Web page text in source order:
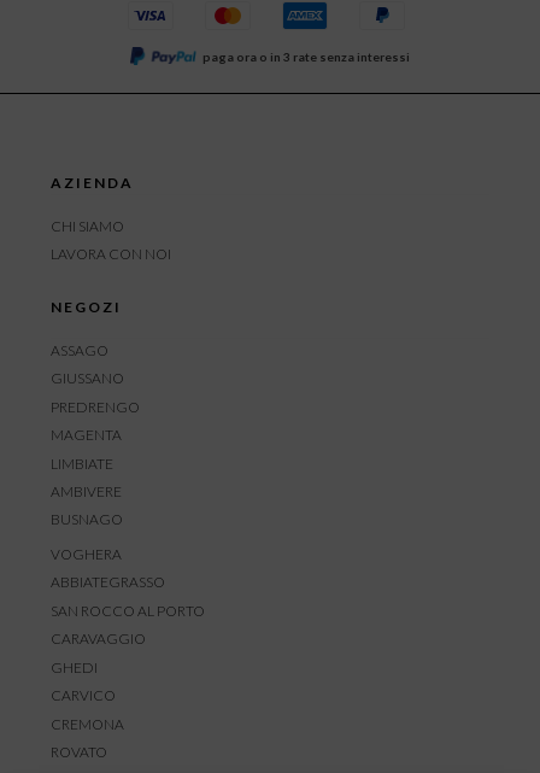
paga ora o in 3 rate senza interessi
AZIENDA
CHI SIAMO
LAVORA CON NOI
NEGOZI
ASSAGO
GIUSSANO
PREDRENGO
MAGENTA
LIMBIATE
AMBIVERE
BUSNAGO
VOGHERA
ABBIATEGRASSO
SAN ROCCO AL PORTO
CARAVAGGIO
GHEDI
CARVICO
CREMONA
ROVATO